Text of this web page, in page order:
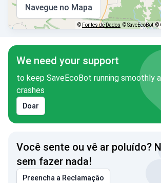
Navegue no Mapa
© Fontes de Dados © SaveEcoBot ©
We need your support
to keep SaveEcoBot running smoothly
crashes
Doar
Você sente ou vê ar poluído?
sem fazer nada!
Preencha a Reclamação